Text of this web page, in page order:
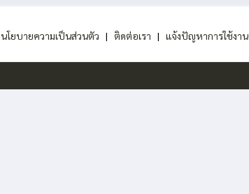
นโยบายความเป็นส่วนตัว | ติดต่อเรา | แจ้งปัญหาการใช้งาน